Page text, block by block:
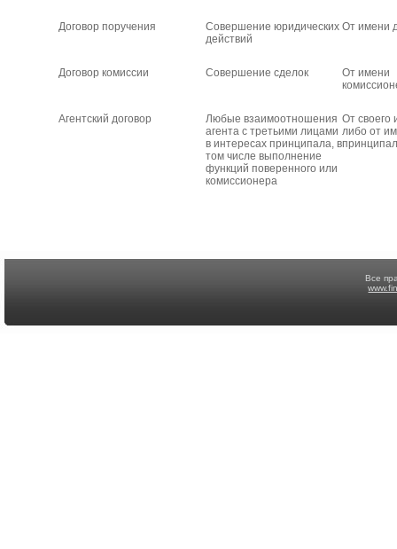
Договор поручения
Совершение юридических
действий
От имени
Договор комиссии Совершение сделок
От имени
Агентский договор
Любые взаимоотношения
агента с третьими лицами
в интересах принципала, в
том числе выполнение
функций поверенного или
комиссионера
От своего
либо от
Все